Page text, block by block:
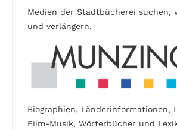
Medien der Stadtbücherei suchen,
und verlängern.
Biographien, Länderinformationen,
Film-Musik, Wörterbücher und